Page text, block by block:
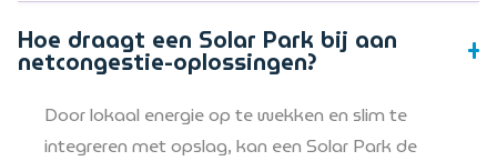
Hoe draagt een Solar Park bij aan
netcongestie-oplossingen?
Door lokaal energie op te wekken en slim te
integreren met opslag, kan een Solar Park de